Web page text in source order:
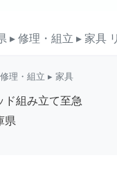
▸ 修理・組立 ▸ 家具
修理・組立 ▸ 家具
ド組み立て至急
県